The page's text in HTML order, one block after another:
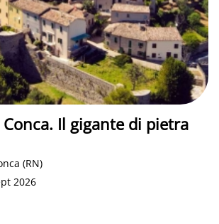
Il gigante di pietra
(RN)
2026